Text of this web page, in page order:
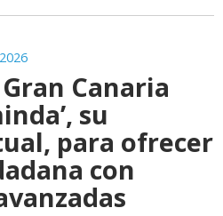
Canaria
su
para ofrecer
con